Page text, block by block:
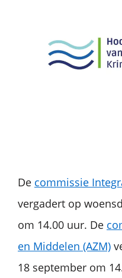
De commissie
vergadert op
om 14.00 uur. De
en Middelen (AZM)
18 september om